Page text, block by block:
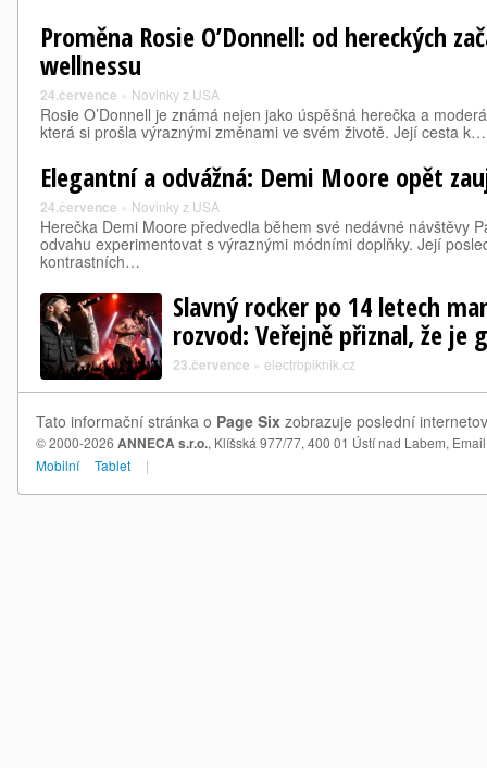
Proměna Rosie O’Donnell: od hereckých
wellnessu
24.července » Novinky z USA
Rosie O’Donnell je známá nejen jako úspěšná herečka a
která si prošla výraznými změnami ve svém životě. Její cesta k…
Elegantní a odvážná: Demi Moore opět
24.července » Novinky z USA
Herečka Demi Moore předvedla během své nedávné návštěvy
odvahu experimentovat s výraznými módními doplňky. Její
kontrastních…
Slavný rocker po 14 letech
rozvod: Veřejně přiznal, že je
23.července » electropiknik.cz
Tato informační stránka o Page Six zobrazuje poslední
© 2000-2026 ANNECA s.r.o., Klíšská 977/77, 400 01 Ústí nad Labem,
Mobilní
Tablet |